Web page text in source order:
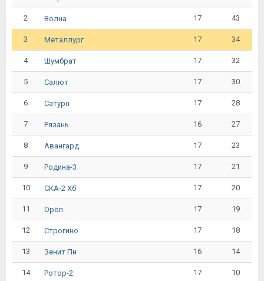
2 Волна 17 43
3 Металлург 17 34
4 Шумбрат 17 32
5 Салют 17 30
6 Сатурн 17 28
7 Рязань 16 27
8 Авангард 17 23
9 Родина-3 17 21
10 СКА-2 Хб 17 20
11 Орёл 17 19
12 Строгино 17 18
13 Зенит Пн 16 14
14 Ротор-2 17 10